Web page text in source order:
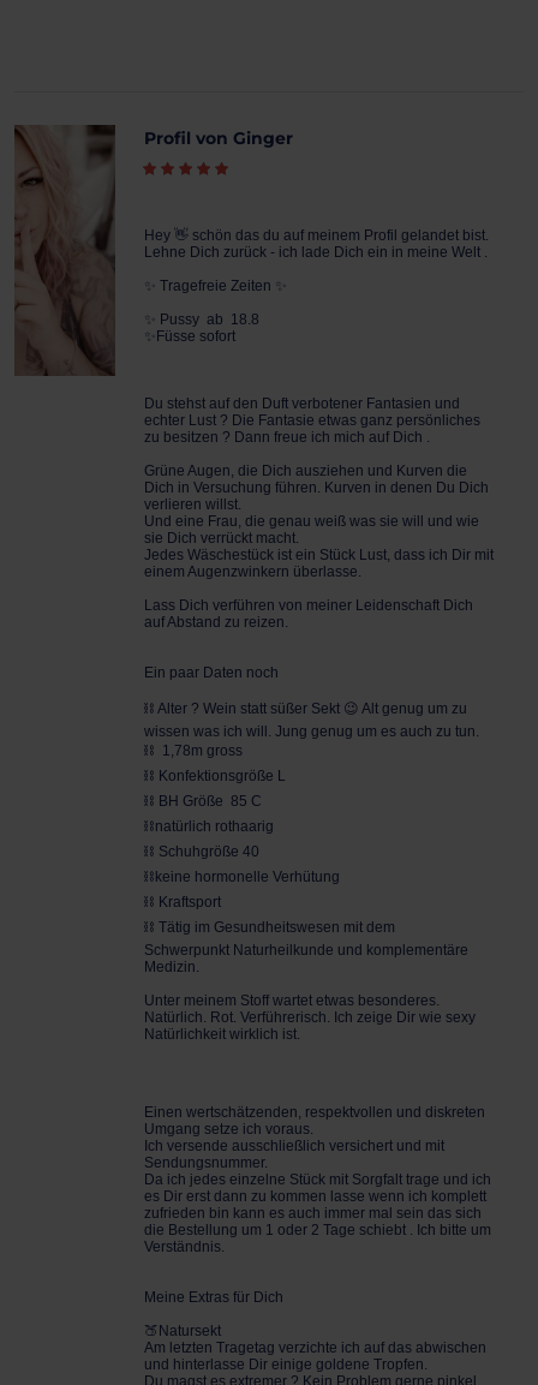
Profil von Ginger
Hey 👋 schön das du auf meinem Profil gelandet bist.
Lehne Dich zurück - ich lade Dich ein in meine Welt .
✨️ Tragefreie Zeiten ✨️
✨️ Pussy ab 18.8
✨️Füsse sofort
Du stehst auf den Duft verbotener Fantasien und
echter Lust ? Die Fantasie etwas ganz persönliches
zu besitzen ? Dann freue ich mich auf Dich .
Grüne Augen, die Dich ausziehen und Kurven die
Dich in Versuchung führen. Kurven in denen Du Dich
verlieren willst.
Und eine Frau, die genau weiß was sie will und wie
sie Dich verrückt macht.
Jedes Wäschestück ist ein Stück Lust, dass ich Dir mit
einem Augenzwinkern überlasse.
Lass Dich verführen von meiner Leidenschaft Dich
auf Abstand zu reizen.
Ein paar Daten noch
⛓️ Alter ? Wein statt süßer Sekt 😉 Alt genug um zu
wissen was ich will. Jung genug um es auch zu tun.
⛓️ 1,78m gross
⛓️ Konfektionsgröße L
⛓️ BH Größe 85 C
⛓️natürlich rothaarig
⛓️ Schuhgröße 40
⛓️keine hormonelle Verhütung
⛓️ Kraftsport
⛓️ Tätig im Gesundheitswesen mit dem
Schwerpunkt Naturheilkunde und komplementäre
Medizin.
Unter meinem Stoff wartet etwas besonderes.
Natürlich. Rot. Verführerisch. Ich zeige Dir wie sexy
Natürlichkeit wirklich ist.
Einen wertschätzenden, respektvollen und diskreten
Umgang setze ich voraus.
Ich versende ausschließlich versichert und mit
Sendungsnummer.
Da ich jedes einzelne Stück mit Sorgfalt trage und ich
es Dir erst dann zu kommen lasse wenn ich komplett
zufrieden bin kann es auch immer mal sein das sich
die Bestellung um 1 oder 2 Tage schiebt . Ich bitte um
Verständnis.
Meine Extras für Dich
🍑Natursekt
Am letzten Tragetag verzichte ich auf das abwischen
und hinterlasse Dir einige goldene Tropfen.
Du magst es extremer ? Kein Problem gerne pinkel